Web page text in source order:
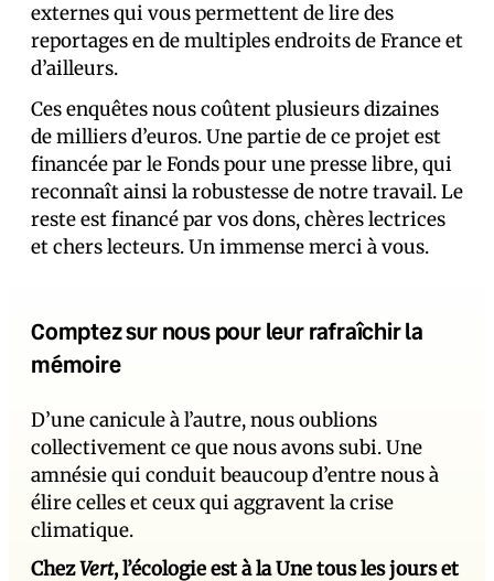
externes qui vous permettent de lire des
reportages en de multiples endroits de France et
d’ailleurs.
Ces enquêtes nous coûtent plusieurs dizaines
de milliers d’euros. Une partie de ce projet est
financée par le Fonds pour une presse libre, qui
reconnaît ainsi la robustesse de notre travail. Le
reste est financé par vos dons, chères lectrices
et chers lecteurs. Un immense merci à vous.
Comptez sur nous pour leur rafraîchir la
mémoire
D’une canicule à l’autre, nous oublions
collectivement ce que nous avons subi. Une
amnésie qui conduit beaucoup d’entre nous à
élire celles et ceux qui aggravent la crise
climatique.
ChezVert, l’écologie est à la Une tous les jours et